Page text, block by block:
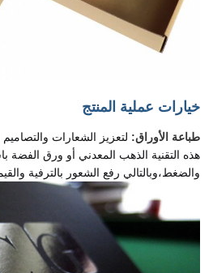
خيارات عملية المنتج
طباعة الأوراق:
والضغط،وبالتالي رفع الشعور بالترفية